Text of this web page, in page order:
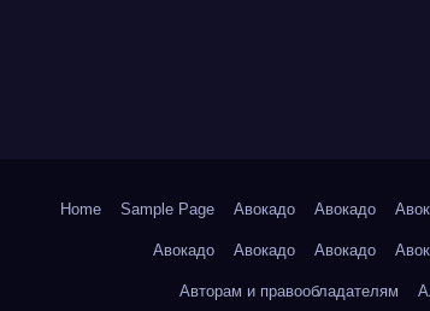
Home Sample Page Авокадо Авокадо
Авокадо Авокадо Авокадо
Авторам и правообладателям